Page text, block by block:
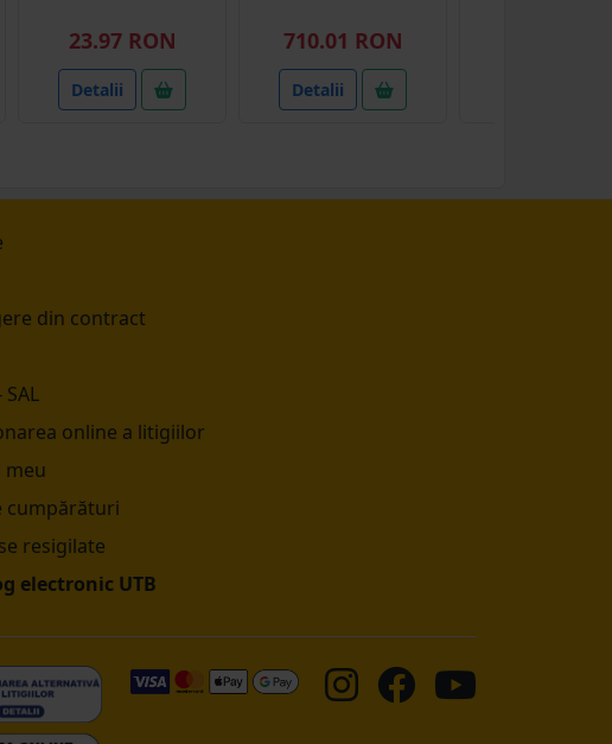
23.97 RON
Detalii
710.01 RON
Detalii
din contract
SAL
online a litigiilor
meu
cumpărături
resigilate
electronic UTB